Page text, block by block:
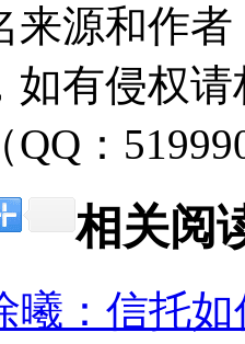
来源和作
如有侵权
：
相关阅
曦：信托